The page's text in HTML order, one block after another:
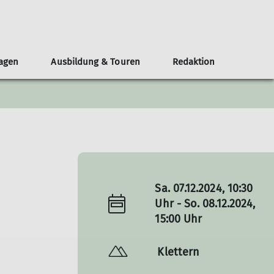
Öffentlichkeit und Klimaschutz
Gruppen Mitgestalten Service
Nordparkhütte im LAPADU
Leistungssport MTB-Gruppe Skigruppe
Topos
Ausbildung & Touren
Teilnahmebedingungen
Redaktion
Redaktionsteam
Sa. 07.12.2024, 10:30
Uhr - So. 08.12.2024,
15:00 Uhr
Klettern